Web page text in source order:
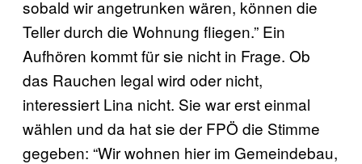
sobald wir angetrunken wären, können die
Teller durch die Wohnung fliegen.” Ein
Aufhören kommt für sie nicht in Frage. Ob
das Rauchen legal wird oder nicht,
interessiert Lina nicht. Sie war erst einmal
wählen und da hat sie der FPÖ die Stimme
gegeben: “Wir wohnen hier im Gemeindebau,